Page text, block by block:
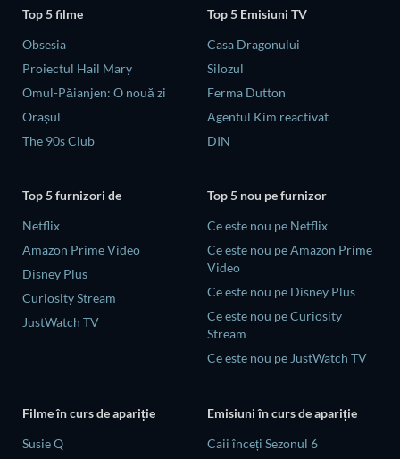
Top 5 filme
Obsesia
Proiectul Hail Mary
Omul-Păianjen: O nouă zi
Orașul
The 90s Club
Top 5 Emisiuni TV
Casa Dragonului
Silozul
Ferma Dutton
Agentul Kim reactivat
DIN
Top 5 furnizori de
Netflix
Amazon Prime Video
Disney Plus
Curiosity Stream
JustWatch TV
Top 5 nou pe furnizor
Ce este nou pe Netflix
Ce este nou pe Amazon Prime
Video
Ce este nou pe Disney Plus
Ce este nou pe Curiosity
Stream
Ce este nou pe JustWatch TV
Filme în curs de apariție
Susie Q
Emisiuni în curs de apariție
Caii înceți Sezonul 6